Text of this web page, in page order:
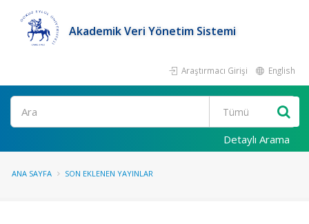
Akademik Veri Yönetim Sistemi
Araştırmacı Girişi English
Ara
Detaylı Arama
ANA SAYFA SON EKLENEN YAYINLAR